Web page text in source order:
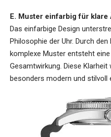
E. Muster einfarbig für klare
Das einfarbige Design
Philosophie der Uhr. Durch
komplexe Muster entsteht
Gesamtwirkung. Diese Klarheit
besonders modern und stilvoll